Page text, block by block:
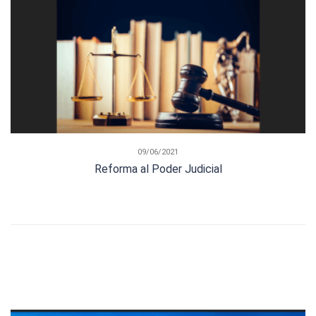
09/06/2021
Reforma al Poder Judicial